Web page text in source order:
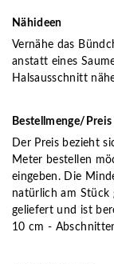
Nähideen
Vernähe das
anstatt eines
Halsausschnitt
Bestellmenge/Preis
Der Preis bezieht
Meter bestellen
eingeben. Die
natürlich am
geliefert und ist
10 cm -